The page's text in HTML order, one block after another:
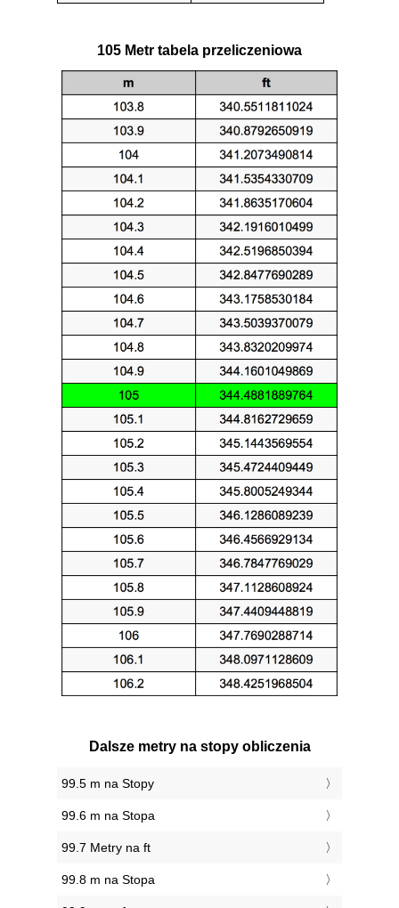
105 Metr tabela przeliczeniowa
Dalsze metry na stopy obliczenia
99.5 m na Stopy
99.6 m na Stopa
99.7 Metry na ft
99.8 m na Stopa